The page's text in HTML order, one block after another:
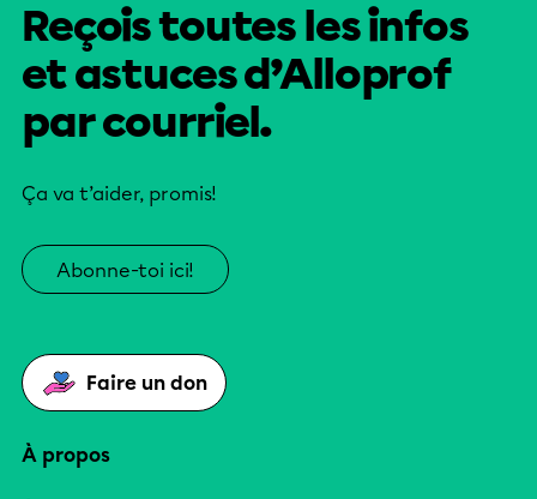
Reçois toutes les infos
et astuces d’Alloprof
par courriel.
Ça va t’aider, promis!
Abonne-toi ici!
Faire un don
À propos